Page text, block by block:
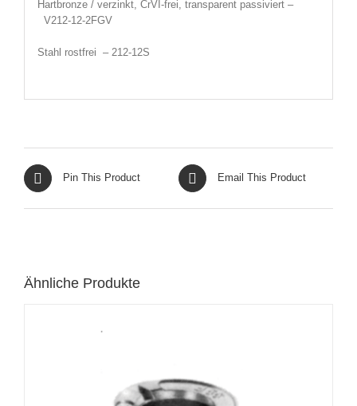
Hartbronze / verzinkt, CrVI-frei, transparent passiviert –
V212-12-2FGV
Stahl rostfrei – 212-12S
Pin This Product Email This Product
Ähnliche Produkte